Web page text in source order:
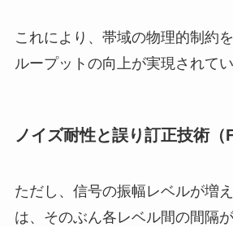
これにより、帯域の物理的制約
ループットの向上が実現されてい
ノイズ耐性と誤り訂正技術（
ただし、信号の振幅レベルが増
は、そのぶん各レベル間の間隔